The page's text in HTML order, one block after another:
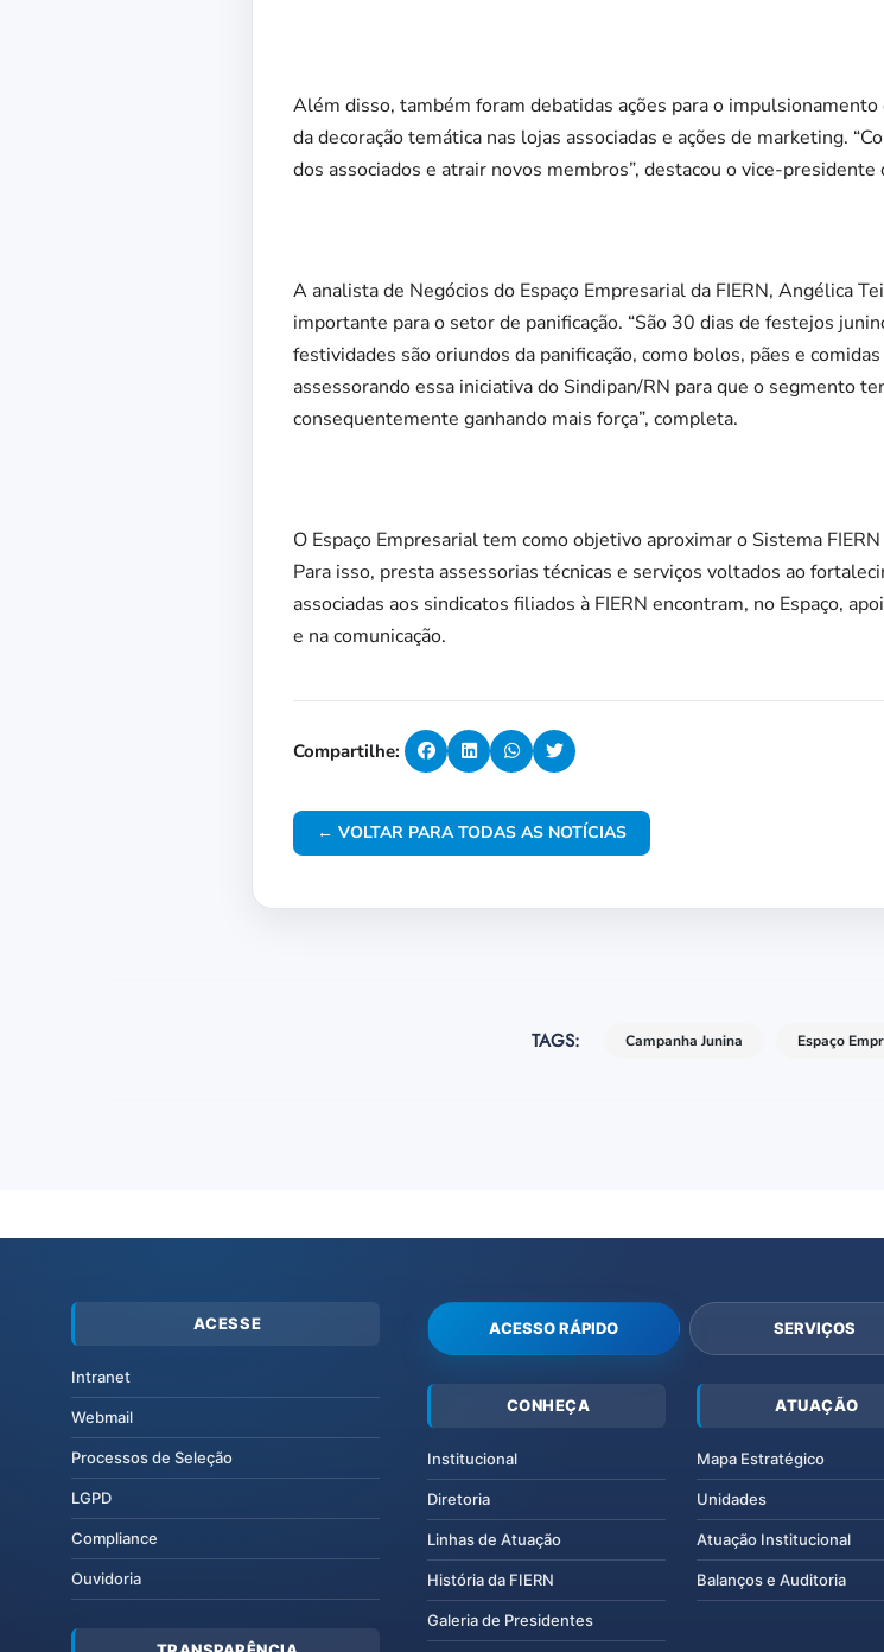
Além disso, também foram debatidas ações para o impulsionamento
da decoração temática nas lojas associadas e ações de marketing.
dos associados e atrair novos membros”, destacou o vice-
A analista de Negócios do Espaço Empresarial da FIERN, Angélica
importante para o setor de panificação. “São 30 dias de festejos
festividades são oriundos da panificação, como bolos, pães e
assessorando essa iniciativa do Sindipan/RN para que o segmento
consequentemente ganhando mais força”, completa.
O Espaço Empresarial tem como objetivo aproximar o Sistema
Para isso, presta assessorias técnicas e serviços voltados ao
associadas aos sindicatos filiados à FIERN encontram, no Espaço,
e na comunicação.
Compartilhe:
← VOLTAR PARA TODAS AS NOTÍCIAS
TAGS: Campanha Junina Espaço
ACESSE
Intranet
Webmail
Processos de Seleção
LGPD
Compliance
Ouvidoria
ACESSO RÁPIDO SERVIÇOS
CONHEÇA
Institucional
Diretoria
Linhas de Atuação
História da FIERN
Galeria de Presidentes
ATUAÇÃO
Mapa Estratégico
Unidades
Atuação Institucional
Balanços e Auditoria